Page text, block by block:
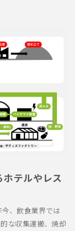
テルやレス
、飲食業界では
な収集運搬、焼却